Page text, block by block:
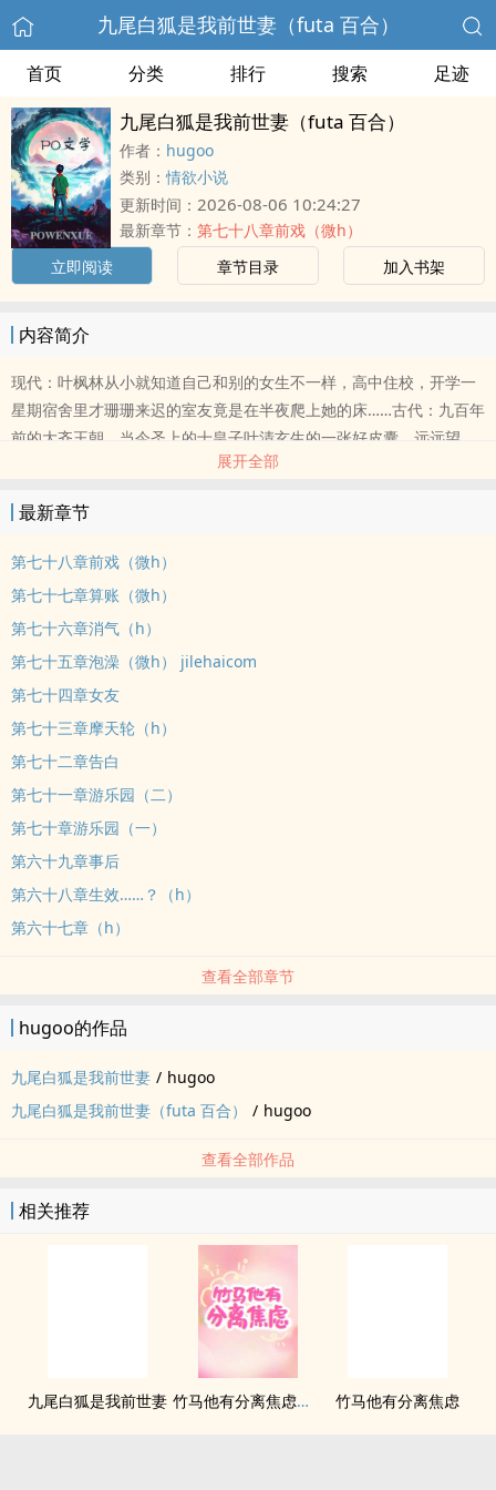
九尾白狐是我前世妻（futa 百合）
首页 分类 排行 搜索 足迹
九尾白狐是我前世妻（futa 百合）
作者： hugoo
类别：情欲小说
更新时间： 2026-08-06 10:24:27
最新章节： 第七十八章前戏（微h）
立即阅读
章节目录 加入书架
内容简介
现代：叶枫林从小就知道自己和别的女生不一样，高中住校，开学一
星期宿舍里才珊珊来迟的室友竟是在半夜爬上她的床……古代：九百年
前的大齐王朝，当今圣上的十皇子叶清玄生的一张好皮囊，远远望
去，竟比姑娘们还要秀气几分。其于十五岁开宫立府后，来者不拒，
王爷身子有恙，是老天爷瞧她生平太过顺遂要给她使绊子呢，而又过
岁与王爷差不多大的姑娘，自称是医师，能看好王爷的身子。叶清玄
这时已是急得病急乱投医，不顾周围人阻拦邀少女入屋，哪想少女一
入屋说的便是：“王爷您可还记得当年救过的一只小狐狸？”
————————————————————可能会古代现代线都掺
着写之前本来写了二十几章，但剧情进展很慢，我自己也不满意，就
虽然说的有点晚了，但看文案，大家应该能看出来古代不是双洁吧？
古代不是双洁，不是双洁，不是双洁！强调三遍
展开全部
最新章节
第七十八章前戏（微h）
第七十七章算账（微h）
第七十六章消气（h）
第七十五章泡澡（微h） jilehaicom
第七十四章女友
第七十三章摩天轮（h）
第七十二章告白
第七十一章游乐园（二）
第七十章游乐园（一）
第六十九章事后
第六十八章生效……？（h）
第六十七章（h）
查看全部章节
hugoo的作品
九尾白狐是我前世妻 / hugoo
九尾白狐是我前世妻（futa 百合）
/ hugoo
查看全部作品
相关推荐
九尾白狐是我前世妻 竹马他有分离焦虑（1v1） 竹马他有分离焦虑